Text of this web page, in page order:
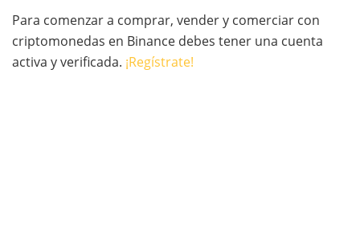
Para comenzar a comprar, vender y comerciar con
criptomonedas en Binance debes tener una cuenta
activa y verificada. ¡Regístrate!